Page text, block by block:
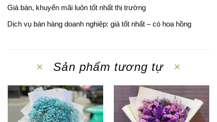
Giá bán, khuyến mãi luôn tốt nhất thị trường
Dịch vụ bán hàng doanh nghiệp: giá tốt nhất – có hoa hồng
Sản phẩm tương tự